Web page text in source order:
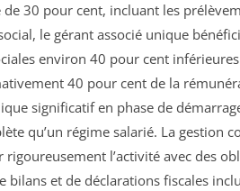
30 pour cent, incluant les
le gérant associé unique
environ 40 pour cent
40 pour cent de la
significatif en phase de
qu’un régime salarié. La gestion
l’activité avec des
bilans et de déclarations fiscales